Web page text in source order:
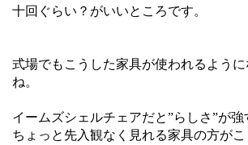
十回ぐらい？がいいところです。
式場でもこうした家具が使われるよう
ね。
イームズシェルチェアだと”らしさ”が強
ちょっと先入観なく見れる家具の方が